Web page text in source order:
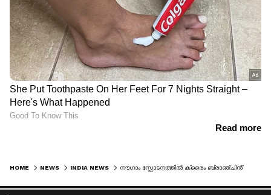
HOME NEWS INDIA NEWS നൗഗാം സ്ഫോടനത്തിൽ ക്രൈം ബ്രാഞ്ചിൻ്റെ രണ്ട് വീഡിയോഗ്രാഫർമാരും കൊല്ലപ്പെട്ടു; അബദ്ധത്തിലുള്ള സ്ഫോടനമെന്ന് ആവർത്തിച്ച് ആഭ്യന്തര മന്ത്രാലയം